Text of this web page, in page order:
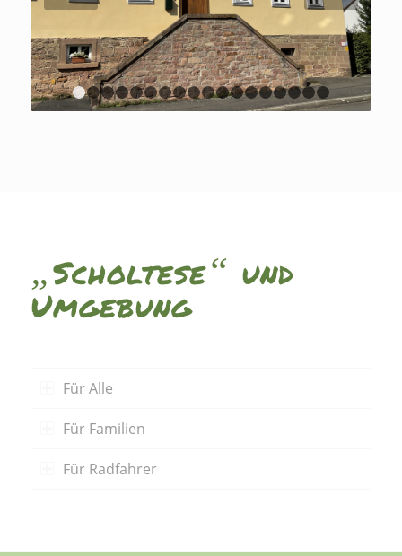
1 2 3 4 5 6 7 8 9 101112131415
„Scholtese“ und
Umgebung
Für Alle
Für Familien
Für Radfahrer